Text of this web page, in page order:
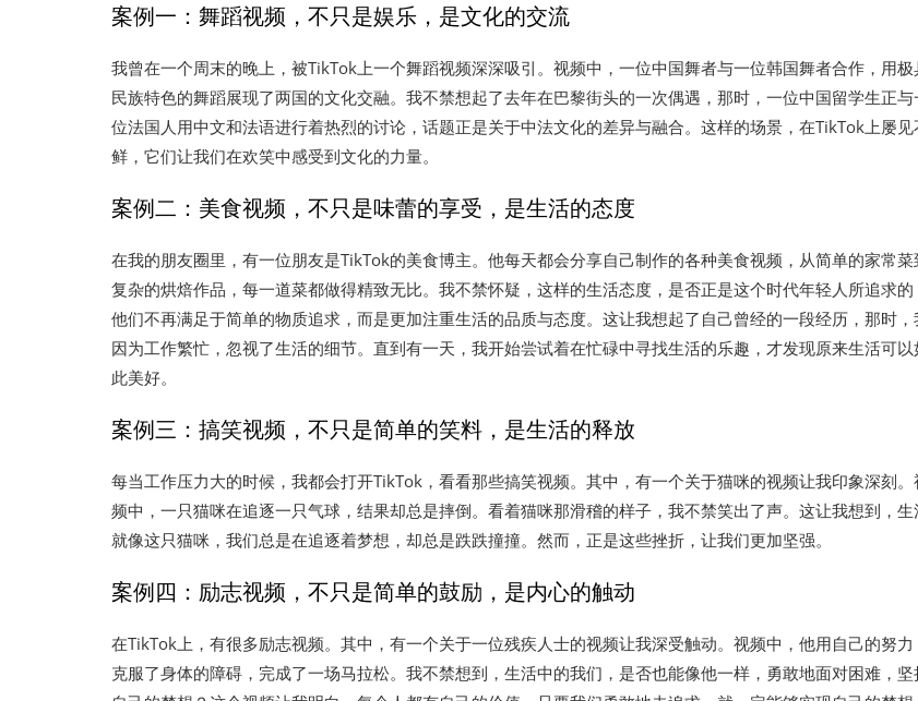
案例一：舞蹈视频，不只是娱乐，是文化的交流
我曾在一个周末的晚上，被TikTok上一个舞蹈视频深深吸引。视频中，一位中国舞者与一位韩国舞者合作，用极
民族特色的舞蹈展现了两国的文化交融。我不禁想起了去年在巴黎街头的一次偶遇，那时，一位中国留学生正与
位法国人用中文和法语进行着热烈的讨论，话题正是关于中法文化的差异与融合。这样的场景，在TikTok上屡见
鲜，它们让我们在欢笑中感受到文化的力量。
案例二：美食视频，不只是味蕾的享受，是生活的态度
在我的朋友圈里，有一位朋友是TikTok的美食博主。他每天都会分享自己制作的各种美食视频，从简单的家常菜
复杂的烘焙作品，每一道菜都做得精致无比。我不禁怀疑，这样的生活态度，是否正是这个时代年轻人所追求的
他们不再满足于简单的物质追求，而是更加注重生活的品质与态度。这让我想起了自己曾经的一段经历，那时，
因为工作繁忙，忽视了生活的细节。直到有一天，我开始尝试着在忙碌中寻找生活的乐趣，才发现原来生活可以
此美好。
案例三：搞笑视频，不只是简单的笑料，是生活的释放
每当工作压力大的时候，我都会打开TikTok，看看那些搞笑视频。其中，有一个关于猫咪的视频让我印象深刻。
频中，一只猫咪在追逐一只气球，结果却总是摔倒。看着猫咪那滑稽的样子，我不禁笑出了声。这让我想到，生
就像这只猫咪，我们总是在追逐着梦想，却总是跌跌撞撞。然而，正是这些挫折，让我们更加坚强。
案例四：励志视频，不只是简单的鼓励，是内心的触动
在TikTok上，有很多励志视频。其中，有一个关于一位残疾人士的视频让我深受触动。视频中，他用自己的努力
克服了身体的障碍，完成了一场马拉松。我不禁想到，生活中的我们，是否也能像他一样，勇敢地面对困难，坚